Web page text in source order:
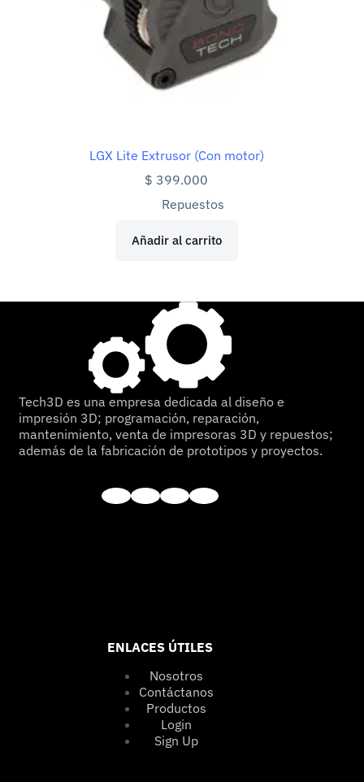
LGX Lite Extrusor (Con motor)
$ 399.000
Repuestos
Añadir al carrito
Tech3D es una empresa dedicada al diseño e
impresión 3D; programación, reparación,
mantenimiento, venta de impresoras 3D y repuestos;
además de la fabricación de prototipos y proyectos.
ENLACES ÚTILES
Nosotros
Contáctanos
Productos
Login
Sign Up